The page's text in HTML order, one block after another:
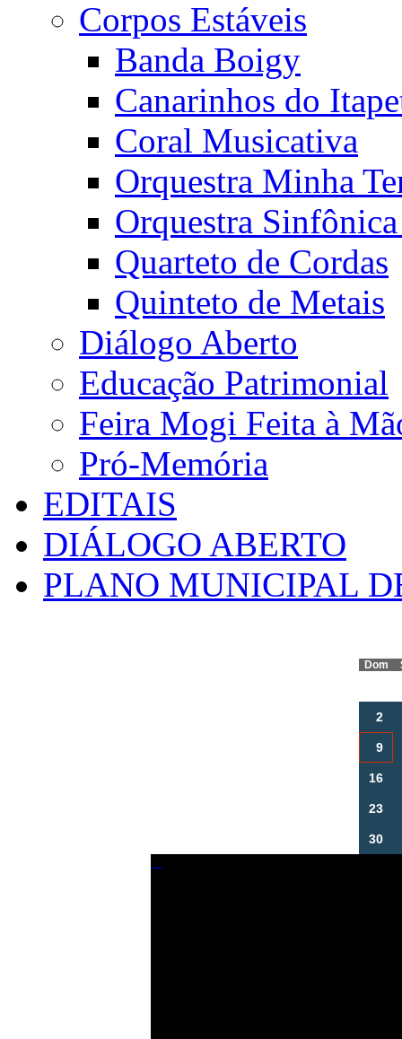
Corpos Estáveis
Banda Boigy
Canarinhos do
Coral Musicativa
Orquestra Minha
Orquestra
Quarteto de Cordas
Quinteto de Metais
Diálogo Aberto
Educação Patrimonial
Feira Mogi Feita à
Pró-Memória
EDITAIS
DIÁLOGO ABERTO
PLANO MUNICIPAL
Dom
2
9
16
23
30